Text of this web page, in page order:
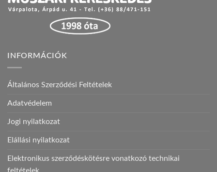
INFORMÁCIÓK
Általános Szerződési Feltételek
Adatvédelem
Jogi nyilatkozat
Elállási nyilatkozat
Elektronikus szerződéskötésre vonatkozó technikai